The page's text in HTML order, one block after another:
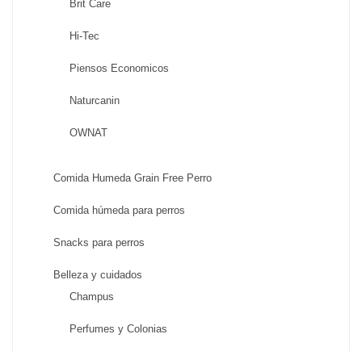
Brit Care
Hi-Tec
Piensos Economicos
Naturcanin
OWNAT
Comida Humeda Grain Free Perro
Comida húmeda para perros
Snacks para perros
Belleza y cuidados
Champus
Perfumes y Colonias